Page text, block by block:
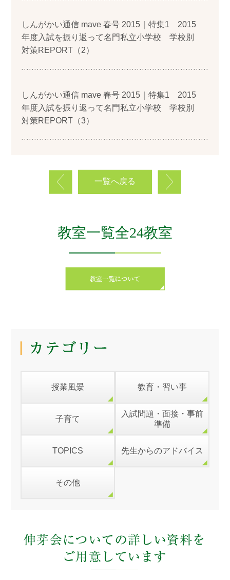
しんがかい通信 mave 春号 2015｜特集1 2015
年度入試を振り返って名門私立小学校 学校別
対策REPORT（2）
しんがかい通信 mave 春号 2015｜特集1 2015
年度入試を振り返って名門私立小学校 学校別
対策REPORT（3）
一覧へ戻る
教室一覧全24教室
授業風景 教育・習い事
子育て
入試問題・面接・事前
準備
TOPICS 先生からのアドバイス
その他